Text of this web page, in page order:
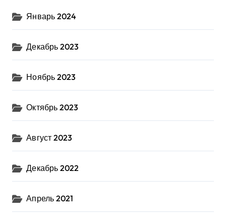
Январь 2024
Декабрь 2023
Ноябрь 2023
Октябрь 2023
Август 2023
Декабрь 2022
Апрель 2021